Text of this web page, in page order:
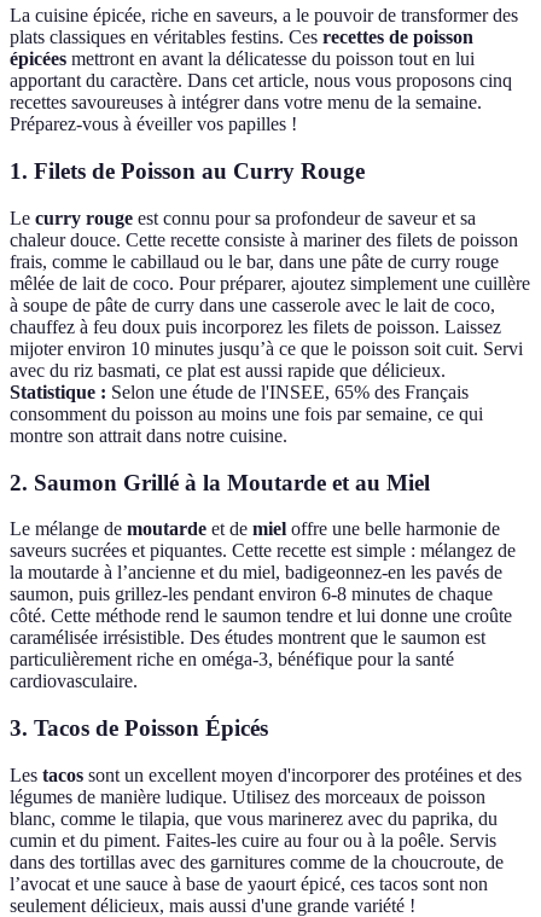
La cuisine épicée, riche en saveurs, a le pouvoir de transformer des
plats classiques en véritables festins. Ces recettes de poisson
épicées mettront en avant la délicatesse du poisson tout en lui
apportant du caractère. Dans cet article, nous vous proposons cinq
recettes savoureuses à intégrer dans votre menu de la semaine.
Préparez-vous à éveiller vos papilles !
1. Filets de Poisson au Curry Rouge
Le curry rouge est connu pour sa profondeur de saveur et sa
chaleur douce. Cette recette consiste à mariner des filets de poisson
frais, comme le cabillaud ou le bar, dans une pâte de curry rouge
mêlée de lait de coco. Pour préparer, ajoutez simplement une cuillère
à soupe de pâte de curry dans une casserole avec le lait de coco,
chauffez à feu doux puis incorporez les filets de poisson. Laissez
mijoter environ 10 minutes jusqu’à ce que le poisson soit cuit. Servi
avec du riz basmati, ce plat est aussi rapide que délicieux.
Statistique : Selon une étude de l'INSEE, 65% des Français
consomment du poisson au moins une fois par semaine, ce qui
montre son attrait dans notre cuisine.
2. Saumon Grillé à la Moutarde et au Miel
Le mélange de moutarde et de miel offre une belle harmonie de
saveurs sucrées et piquantes. Cette recette est simple : mélangez de
la moutarde à l’ancienne et du miel, badigeonnez-en les pavés de
saumon, puis grillez-les pendant environ 6-8 minutes de chaque
côté. Cette méthode rend le saumon tendre et lui donne une croûte
caramélisée irrésistible. Des études montrent que le saumon est
particulièrement riche en oméga-3, bénéfique pour la santé
cardiovasculaire.
3. Tacos de Poisson Épicés
Les tacos sont un excellent moyen d'incorporer des protéines et des
légumes de manière ludique. Utilisez des morceaux de poisson
blanc, comme le tilapia, que vous marinerez avec du paprika, du
cumin et du piment. Faites-les cuire au four ou à la poêle. Servis
dans des tortillas avec des garnitures comme de la choucroute, de
l’avocat et une sauce à base de yaourt épicé, ces tacos sont non
seulement délicieux, mais aussi d'une grande variété !